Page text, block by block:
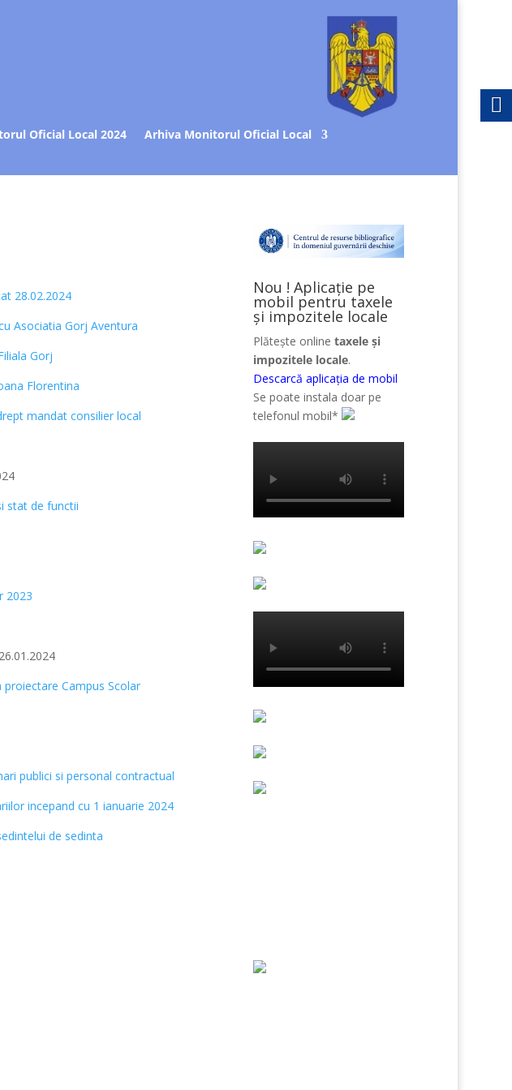
Oficial Local 2024
Arhiva Monitorul Oficial Local
28.02.2024
Asociatia Gorj Aventura
Gorj
Florentina
mandat consilier local
stat de functii
2023
Campus Scolar
publici si personal contractual
incepand cu 1 ianuarie 2024
de sedinta
Nou ! Aplicație pe
mobil pentru taxele
și impozitele locale
Plătește online taxele și
impozitele locale.
Descarcă aplicația de mobil
Se poate instala doar pe
telefonul mobil*